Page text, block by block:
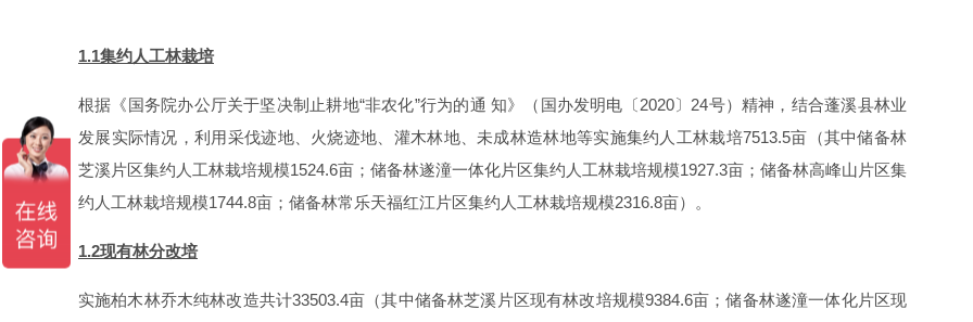
1.1集约人工林栽培
根据《国务院办公厅关于坚决制止耕地“非农化”行为的通 知》（国办发明电〔2020〕24号）精神，结合蓬溪县林业
发展实际情况，利用采伐迹地、火烧迹地、灌木林地、未成林造林地等实施集约人工林栽培7513.5亩（其中储备林
芝溪片区集约人工林栽培规模1524.6亩；储备林遂潼一体化片区集约人工林栽培规模1927.3亩；储备林高峰山片区集
约人工林栽培规模1744.8亩；储备林常乐天福红江片区集约人工林栽培规模2316.8亩）。
1.2现有林分改培
实施柏木林乔木纯林改造共计33503.4亩（其中储备林芝溪片区现有林改培规模9384.6亩；储备林遂潼一体化片区现